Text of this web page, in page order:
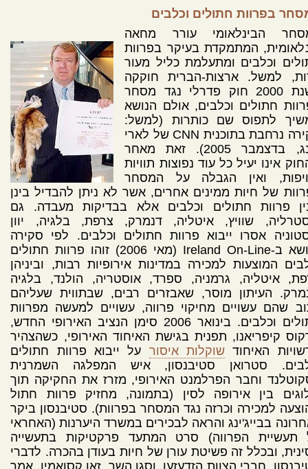
בפרוות חתולים וכלבים
הבינלאומי עורר מחאה
המתמקדת בעיקר בפרוות
וכלבים ומתעלמת כליל מעור
למשל. ארצות-הברית חוקקה
בשנת 2000 חוק פדרלי נגד מסחר
חתולים וכלבים, אולם הנושא
לתפוס שם כותרות (למשל:
סקירה נרחבת בתוכנית CNN של לארי
קינג, בדצמבר 2005). זאת מאחר
אינו יעיל כל עוד נפוצות תוויות
ואין הגבלה על המסחר
של חיות ממינים אחרים, אשר לא ניתן להבדיל בינן
פרוות חתולים וכלבים אלא בבדיקות מעבדה. גם
שוויץ, איטליה, דנמרק, צרפת, בלגיה, יוון
אסרו ייבוא פרוות חתולים וכלבים. לפי סקירה
בנושא ב-Ireland On-Line (מאי 2006) זוהו פרוות חתולים
המוצעות למכירה במדינות אירופיות רבות, וביניהן
איטליה, גרמניה, ספרד, אוסטריה, הולנד, בלגיה
העיתון מוסר, שאבזרים רבים, שבתווית שעליהם
שהם עשויים מחיקוי פרווה, עשויים למעשה מפרוות
חתולים וכלבים. בינואר 2006 סימן הנציב האירופי החדש,
קיפריאנו, תפנית בגישת האיחוד האירופי, כשהצהיר
האיחודשוקלות איסור על ייבוא פרוות חתולים
סטרואן סטיבנסון, איש המפלגה השמרנית
וחבר הפרלמנט האירופי, מזרז את החקיקה תוך
בין אירופה לסין (בתמונה, מחזיק פרוות חתול
למכירה וכרזה נגד המסחר בפרוות). סטיבנסון ביקר
בבייג'ינג והראה לבכירים במשרד היערנות (האחראי
תעשיית הפרווה) סרט המתעד פרקטיקות בתעשייה
ובכלל זה פשיטת עורן של חיות בעודן בהכרה. לדברי